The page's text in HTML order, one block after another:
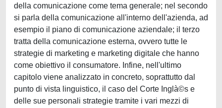
della comunicazione come tema generale; nel secondo
si parla della comunicazione all'interno dell'azienda, ad
esempio il piano di comunicazione aziendale; il terzo
tratta della comunicazione esterna, ovvero tutte le
strategie di marketing e marketing digitale che hanno
come obiettivo il consumatore. Infine, nell'ultimo
capitolo viene analizzato in concreto, soprattutto dal
punto di vista linguistico, il caso del Corte Inglà©s e
delle sue personali strategie tramite i vari mezzi di